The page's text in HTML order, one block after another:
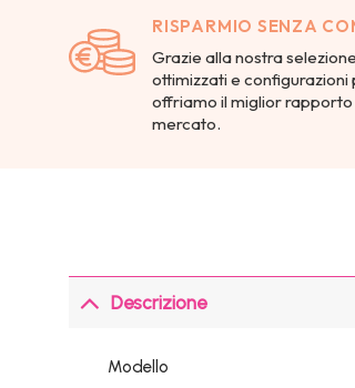
RISPARMIO SENZA
Grazie alla nostra
ottimizzati e configurazioni
offriamo il miglior
mercato.
Descrizione
Modello